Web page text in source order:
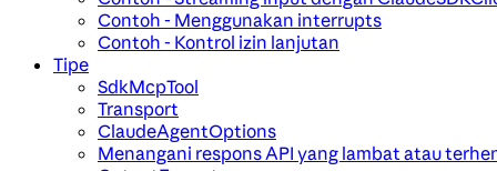
Contoh - Menggunakan interrupts
Contoh - Kontrol izin lanjutan
Tipe
SdkMcpTool
Transport
ClaudeAgentOptions
Menangani respons API yang lambat atau